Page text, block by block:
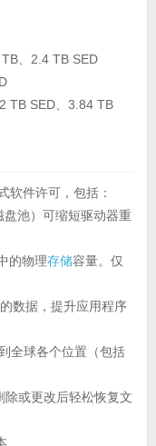
、2.4 TB SED
TB SED、3.84 TB
软件许可，包括：
盘池）可缩短驱动器重
的物理存储容量。仅
数据，提升应用程序
全球各个位置（包括
除或更改后轻松恢复文